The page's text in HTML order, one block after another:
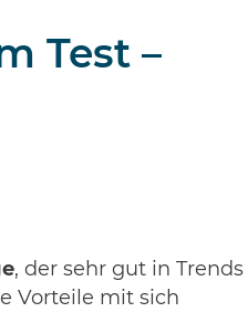
Test –
, der sehr gut in Trends
Vorteile mit sich